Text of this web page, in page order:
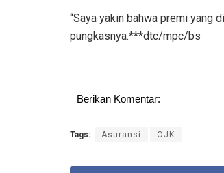
“Saya yakin bahwa premi yang
pungkasnya.***dtc/mpc/bs
Berikan Komentar:
Tags: Asuransi OJK